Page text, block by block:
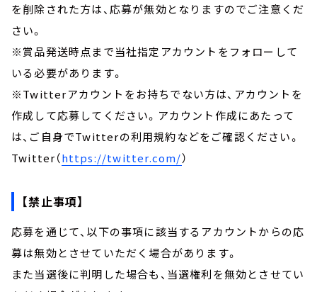
を削除された方は、応募が無効となりますのでご注意くだ
さい。
※賞品発送時点まで当社指定アカウントをフォローして
いる必要があります。
※Twitterアカウントをお持ちでない方は、アカウントを
作成して応募してください。アカウント作成にあたって
は、ご自身でTwitterの利用規約などをご確認ください。
Twitter（https://twitter.com/）
【禁止事項】
応募を通じて、以下の事項に該当するアカウントからの応
募は無効とさせていただく場合があります。
また当選後に判明した場合も、当選権利を無効とさせてい